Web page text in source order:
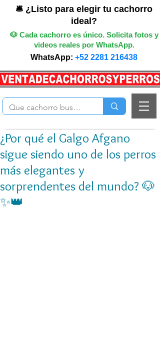
🛎️ ¿Listo para elegir tu cachorro
ideal?
🐶 Cada cachorro es único. Solicita fotos y
videos reales por WhatsApp.
WhatsApp: +52 2281 216438
¿Por qué el Galgo Afgano
sigue siendo uno de los perros
más elegantes y
sorprendentes del mundo? 🐶
✨👑